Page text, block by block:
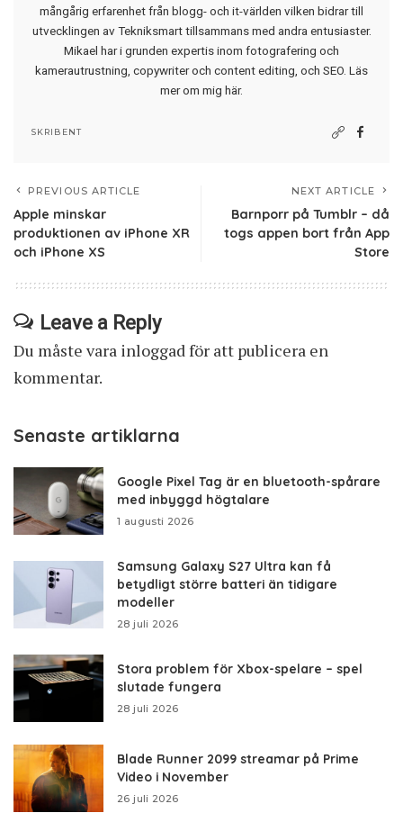
mångårig erfarenhet från blogg- och it-världen vilken bidrar till
utvecklingen av Tekniksmart tillsammans med andra entusiaster.
Mikael har i grunden expertis inom fotografering och
kamerautrustning, copywriter och content editing, och SEO. Läs
mer om mig här.
SKRIBENT
PREVIOUS ARTICLE
Apple minskar
produktionen av iPhone XR
och iPhone XS
NEXT ARTICLE
Barnporr på Tumblr – då
togs appen bort från App
Store
Leave a Reply
Du måste vara inloggadför att publicera en
kommentar.
Senaste artiklarna
Google Pixel Tag är en bluetooth-spårare
med inbyggd högtalare
1 augusti 2026
Samsung Galaxy S27 Ultra kan få
betydligt större batteri än tidigare
modeller
28 juli 2026
Stora problem för Xbox-spelare – spel
slutade fungera
28 juli 2026
Blade Runner 2099 streamar på Prime
Video i November
26 juli 2026